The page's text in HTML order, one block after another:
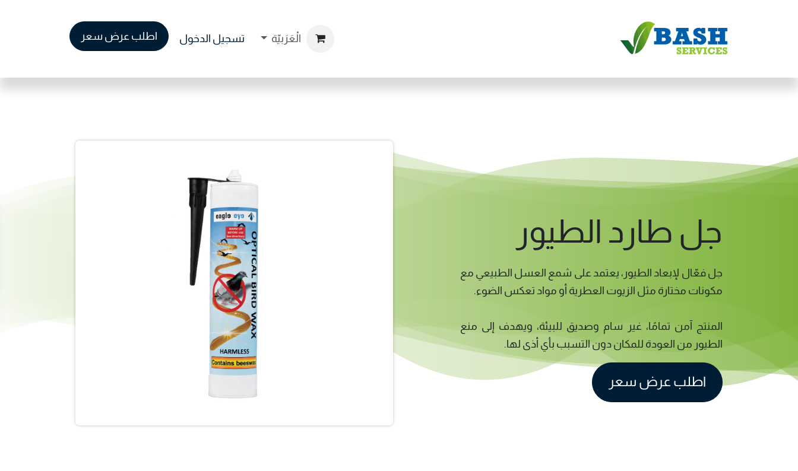
تواصل معنا الوظائف الْعَرَبيّة تسجيل الدخول اطلب عرض سعر
جل طارد الطيور
جل فعّال لإبعاد الطيور، يعتمد على شمع العسل الطبيعي مع
مكونات مختارة مثل الزيوت العطرية أو مواد تعكس الضوء.
المنتج آمن تمامًا، غير سام وصديق للبيئة، ويهدف إلى منع
الطيور من العودة للمكان دون التسبب بأي أذى لها.
اطلب عرض سعر